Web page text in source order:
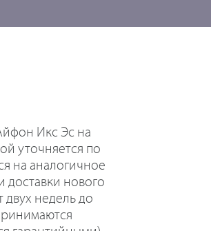
Икс Эс на
уточняется по
на аналогичное
доставки нового
недель до